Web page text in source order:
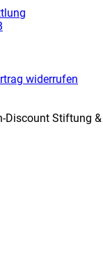
widerrufen
Discount Stiftung &